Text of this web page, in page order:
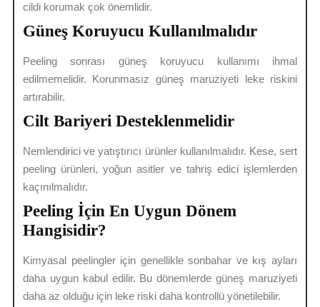
cildi korumak çok önemlidir.
Güneş Koruyucu Kullanılmalıdır
Peeling sonrası güneş koruyucu kullanımı ihmal
edilmemelidir. Korunmasız güneş maruziyeti leke riskini
artırabilir.
Cilt Bariyeri Desteklenmelidir
Nemlendirici ve yatıştırıcı ürünler kullanılmalıdır. Kese, sert
peeling ürünleri, yoğun asitler ve tahriş edici işlemlerden
kaçınılmalıdır.
Peeling İçin En Uygun Dönem
Hangisidir?
Kimyasal peelingler için genellikle sonbahar ve kış ayları
daha uygun kabul edilir. Bu dönemlerde güneş maruziyeti
daha az olduğu için leke riski daha kontrollü yönetilebilir.